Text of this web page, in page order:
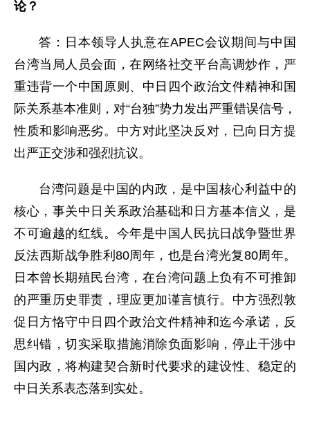
论？
答：日本领导人执意在APEC会议期间与中国
台湾当局人员会面，在网络社交平台高调炒作，严
重违背一个中国原则、中日四个政治文件精神和国
际关系基本准则，对“台独”势力发出严重错误信号，
性质和影响恶劣。中方对此坚决反对，已向日方提
出严正交涉和强烈抗议。
台湾问题是中国的内政，是中国核心利益中的
核心，事关中日关系政治基础和日方基本信义，是
不可逾越的红线。今年是中国人民抗日战争暨世界
反法西斯战争胜利80周年，也是台湾光复80周年。
日本曾长期殖民台湾，在台湾问题上负有不可推卸
的严重历史罪责，理应更加谨言慎行。中方强烈敦
促日方恪守中日四个政治文件精神和迄今承诺，反
思纠错，切实采取措施消除负面影响，停止干涉中
国内政，将构建契合新时代要求的建设性、稳定的
中日关系表态落到实处。